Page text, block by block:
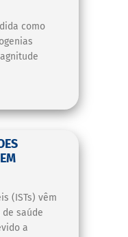
como
(ISTs) vêm
saúde
a